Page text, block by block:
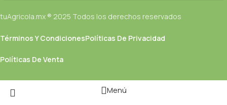
tuAgricola.mx ® 2025 Todos los derechos reservados
Términos Y CondicionesPolíticas De Privacidad
Políticas De Venta
Menú